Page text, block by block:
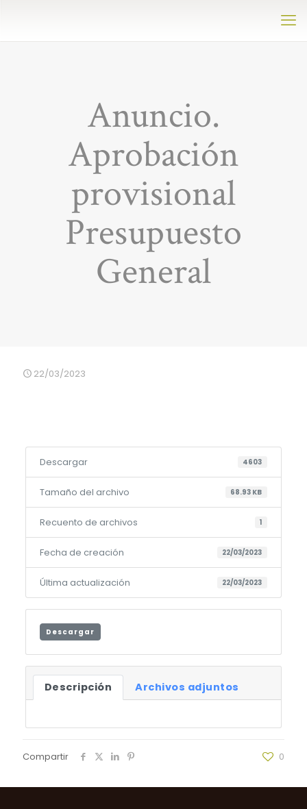
Anuncio.
Aprobación
provisional
Presupuesto
General
22/03/2023
Descargar 4603
Tamaño del archivo 68.93 KB
Recuento de archivos 1
Fecha de creación 22/03/2023
Última actualización 22/03/2023
Descargar
Descripción Archivos adjuntos
Compartir 0